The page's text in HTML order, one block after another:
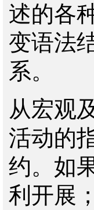
述的各
变语法
系。
从宏观
活动的
约。如
利开展